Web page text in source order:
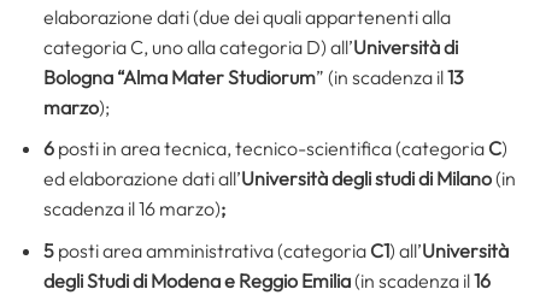
elaborazione dati (due dei quali appartenenti alla
categoria C, uno alla categoria D) all’Università di
Bologna “Alma Mater Studiorum” (in scadenza il13
marzo);
6 posti in area tecnica, tecnico-scientifica (categoria C)
ed elaborazione dati all’Università degli studi di Milano(in
scadenza il 16 marzo);
5 posti area amministrativa (categoria C1) all’Università
degli Studi di Modena e Reggio Emilia(in scadenza il16